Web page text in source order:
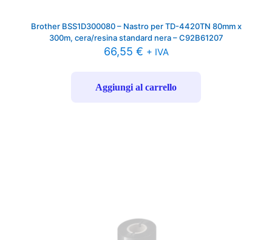
Brother BSS1D300080 – Nastro per TD-4420TN 80mm x
300m, cera/resina standard nera – C92B61207
66,55 € + IVA
Aggiungi al carrello